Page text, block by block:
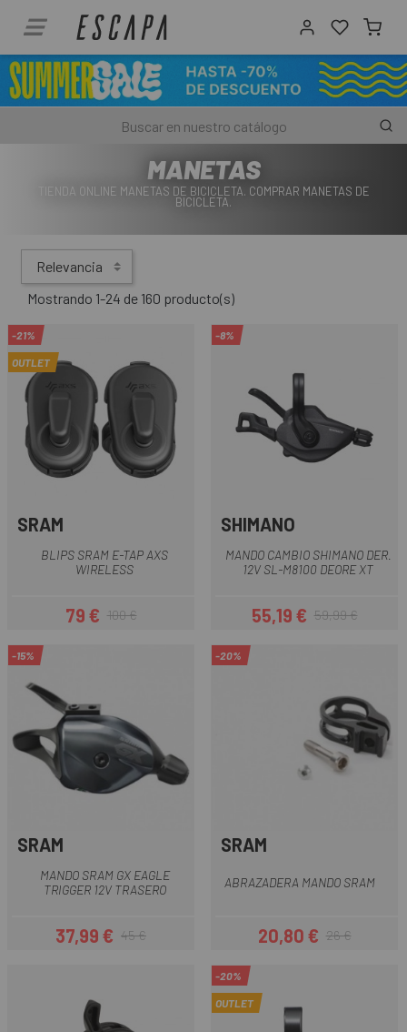
MANETAS
TIENDA ONLINE MANETAS DE BICICLETA. COMPRAR MANETAS DE
BICICLETA.
Relevancia
Mostrando 1-24 de 160 producto(s)
-21%
OUTLET
SRAM
BLIPS SRAM E-TAP AXS
WIRELESS
Precio
79 € Precio regular
100 €
-8%
SHIMANO
MANDO CAMBIO SHIMANO DER.
12V SL-M8100 DEORE XT
Precio
55,19 €Precio regular
59,99 €
-15%
SRAM
MANDO SRAM GX EAGLE
TRIGGER 12V TRASERO
Precio
37,99 €Precio regular
45 €
-20%
SRAM
ABRAZADERA MANDO SRAM
Precio
20,80 €Precio regular
26 €
-20%
OUTLET